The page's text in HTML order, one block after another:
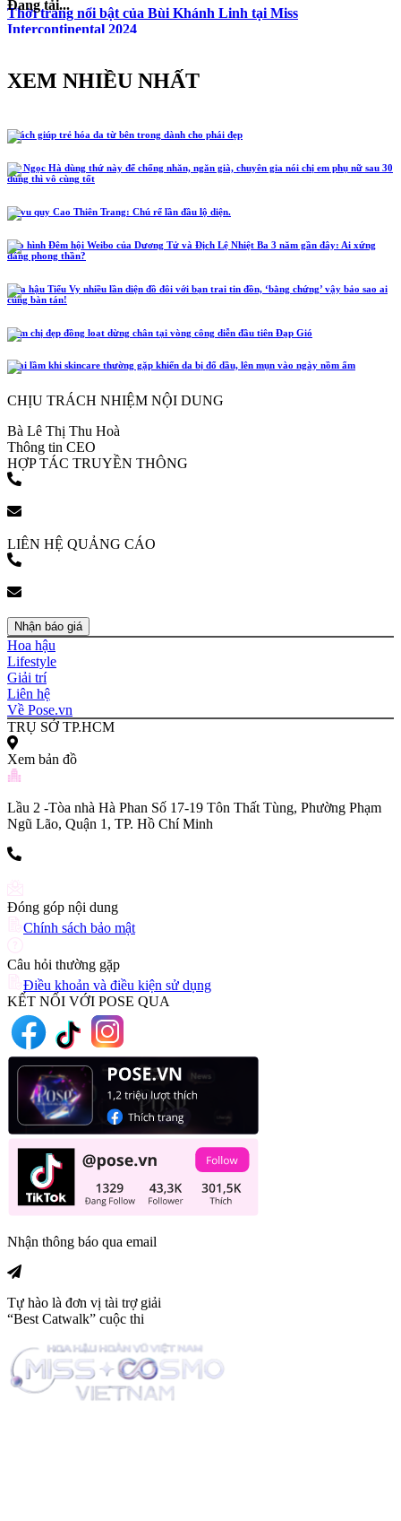
Thời trang nổi bật của Bùi Khánh Linh tại Miss
Intercontinental 2024
Đang tải...
XEM NHIỀU NHẤT
5 cách giúp trẻ hóa da từ bên trong dành cho phái đẹp
Hồ Ngọc Hà dùng thứ này để chống nhăn, ngăn già, chuyên gia nói chị em phụ nữ sau 30
dùng thì vô cùng tốt
Lễ vu quy Cao Thiên Trang: Chú rể lần đầu lộ diện.
Tạo hình Đêm hội Weibo của Dương Tử và Địch Lệ Nhiệt Ba 3 năm gần đây: Ai xứng
đáng phong thần?
Hoa hậu Tiểu Vy nhiều lần diện đồ đôi với bạn trai tin đồn, ‘bằng chứng’ vậy bảo sao ai
cũng bàn tán!
Năm chị đẹp đồng loạt dừng chân tại vòng công diễn đầu tiên Đạp Gió
4 sai lầm khi skincare thường gặp khiến da bị đổ dầu, lên mụn vào ngày nồm ẩm
CHỊU TRÁCH NHIỆM NỘI DUNG
Bà Lê Thị Thu Hoà
Thông tin CEO
HỢP TÁC TRUYỀN THÔNG
LIÊN HỆ QUẢNG CÁO
Nhận báo giá
Hoa hậu
Lifestyle
Giải trí
Liên hệ
Về Pose.vn
TRỤ SỞ TP.HCM
Xem bản đồ
Lầu 2 -Tòa nhà Hà Phan Số 17-19 Tôn Thất Tùng, Phường Phạm
Ngũ Lão, Quận 1, TP. Hồ Chí Minh
Đóng góp nội dung
Chính sách bảo mật
Câu hỏi thường gặp
Điều khoản và điều kiện sử dụng
KẾT NỐI VỚI POSE QUA
Nhận thông báo qua email
Tự hào là đơn vị tài trợ giải
“Best Catwalk” cuộc thi